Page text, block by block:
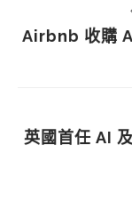
Airbnb 收購
英國首任 AI